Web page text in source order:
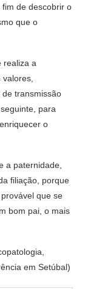
de descobrir o
que o
realiza a
transmissão
para
o
a paternidade,
filiação, porque
que se
bom pai, o mais
em Setúbal)